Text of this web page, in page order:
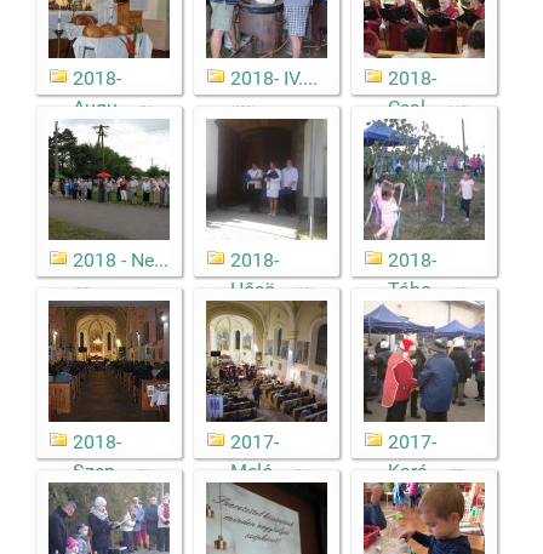
2018-
Augu...
(81)
2018- IV....
(689)
2018-
Csal...
(119)
2018 - Ne...
(35)
2018-
Hősö...
(18)
2018-
Tábo...
(60)
2018-
Szen...
(51)
2017-
Meló...
(24)
2017-
Kará...
(77)